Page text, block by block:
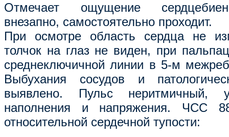
Отмечает ощущение
внезапно, самостоятельно проходит.
При осмотре область сердца не
толчок на глаз не виден, при
среднеключичной линии в 5-м
Выбухания сосудов и
выявлено. Пульс неритмичный,
наполнения и напряжения. ЧСС
относительной сердечной тупости: